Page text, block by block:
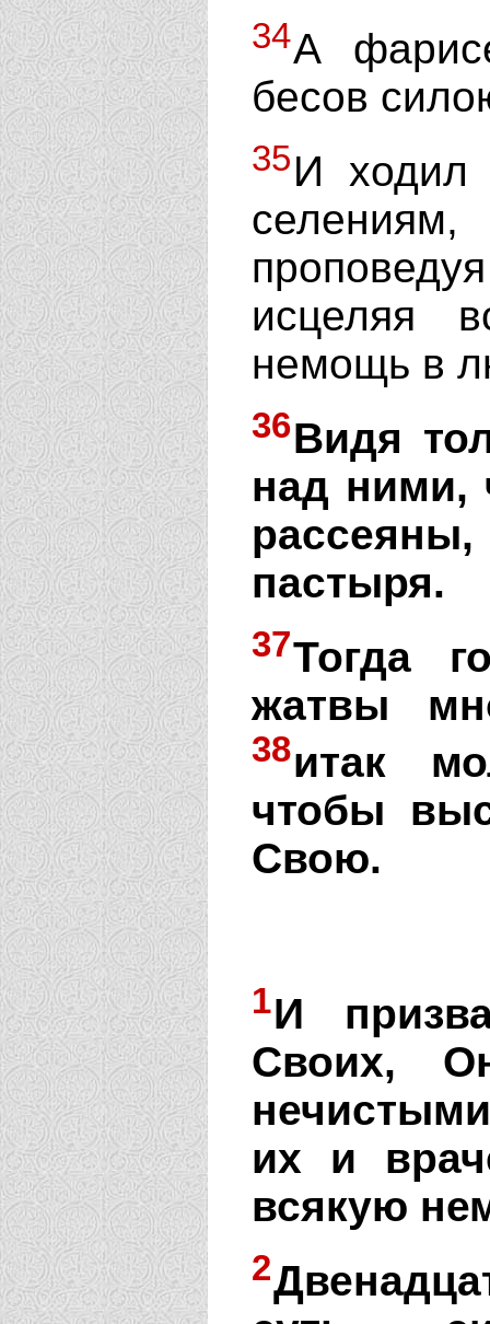
34А
бесов
35И ходил
исцеляя
немощь в
36Видя
над ними,
пастыря.
37Тогда
жатвы
38итак
чтобы
Свою.
1И
Своих,
их и
всякую
2